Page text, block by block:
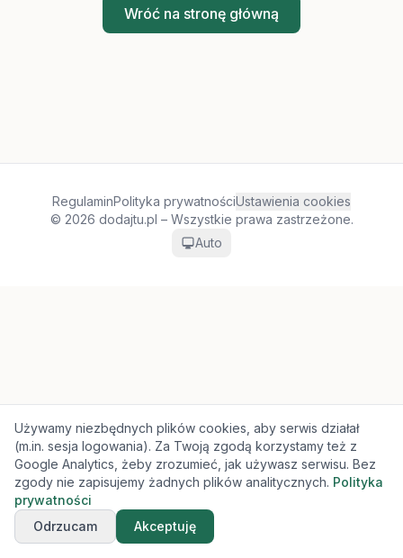
Wróć na stronę główną
RegulaminPolityka prywatnościUstawienia cookies
© 2026 dodajtu.pl – Wszystkie prawa zastrzeżone.
Auto
Używamy niezbędnych plików cookies, aby serwis działał
(m.in. sesja logowania). Za Twoją zgodą korzystamy też z
Google Analytics, żeby zrozumieć, jak używasz serwisu. Bez
zgody nie zapisujemy żadnych plików analitycznych. Polityka
prywatności
Odrzucam
Akceptuję